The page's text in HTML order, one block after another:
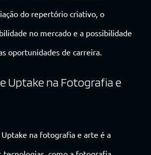
do repertório criativo, o
no mercado e a possibilidade
oportunidades de carreira.
Uptake na Fotografia e
na fotografia e arte é a